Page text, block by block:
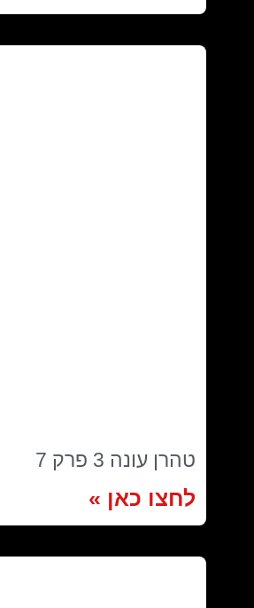
טהרן עונה 3 פרק 7
לחצו כאן »